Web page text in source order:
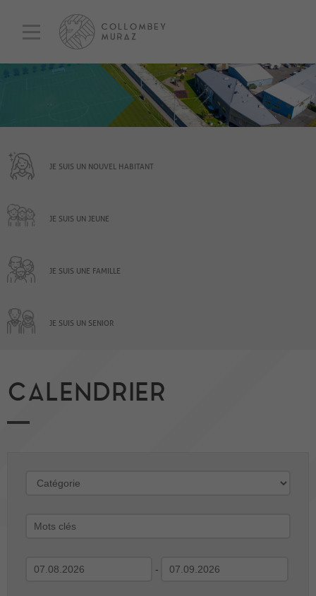
JE SUIS UN NOUVEL HABITANT
JE SUIS UN JEUNE
JE SUIS UNE FAMILLE
JE SUIS UN SENIOR
CALENDRIER
-